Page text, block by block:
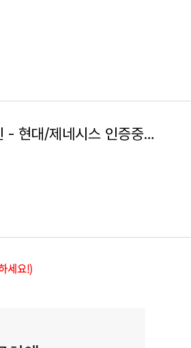
개인/법인 로그인 | 로그인 - 현대/제네시스 인증중고차
세요!)